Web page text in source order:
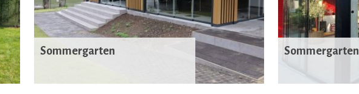
Sommergarten Sommergarten